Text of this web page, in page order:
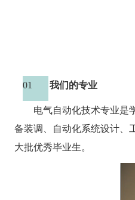
01 我们的专业
电气自动化技术专业是
备装调、自动化系统设计、
大批优秀毕业生。